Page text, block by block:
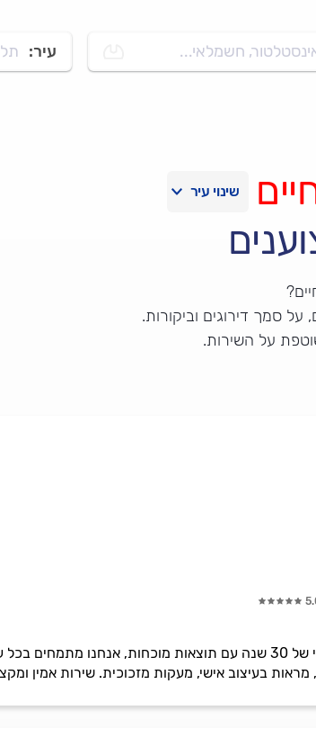
חשמלאי... עיר:
סמך דירוגים וביקורות.
על השירות.
זגג מיכאל בעלי וותק וניסיון מקצועי של 30 שנה עם תוצאות
בעיצוב אישי, מעקות מזכוכית. שירות אמין